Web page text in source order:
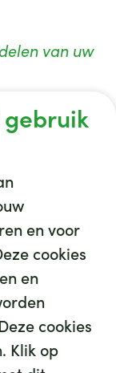
delen van uw
en voor
cookies
en
cookies
Klik op